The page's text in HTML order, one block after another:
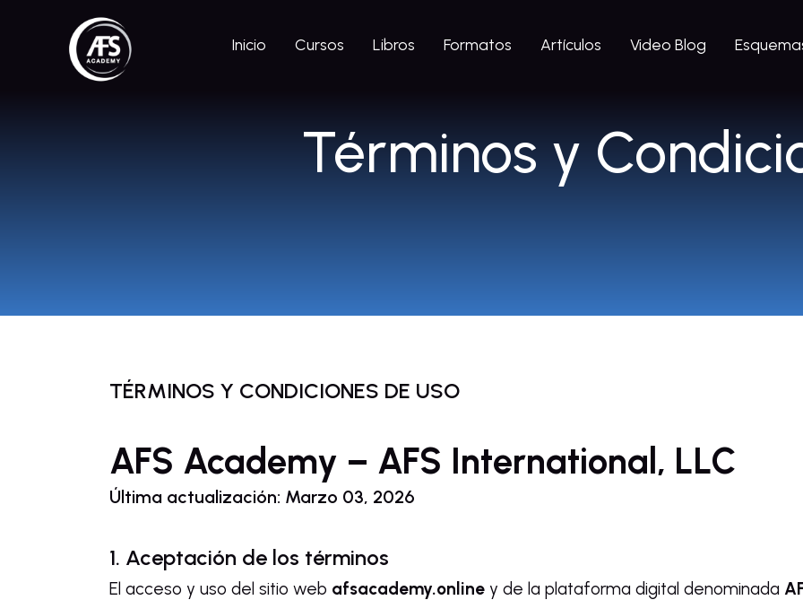
Inicio Cursos Libros Formatos Artículos Video Blog
Términos y
TÉRMINOS Y CONDICIONES DE USO
AFS Academy – AFS International, LLC
Última actualización: Marzo 03, 2026
1. Aceptación de los términos
El acceso y uso del sitio web afsacademy.online y de la plataforma digital denominada